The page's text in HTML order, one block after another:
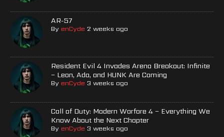
AR-57
ByenCyde 2 weeks ago
Resident Evil 4 Invades Arena Breakout: Infinite
– Leon, Ada, and HUNK Are Coming
ByenCyde 3 weeks ago
Call of Duty: Modern Warfare 4 – Everything We
Know About the Next Chapter
ByenCyde 3 weeks ago